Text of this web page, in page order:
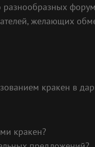
желающих
кракен в
кракен?